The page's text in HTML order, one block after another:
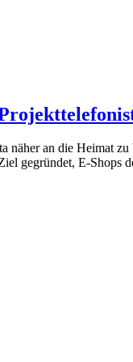
an die Heimat
gegründet, E-Shops